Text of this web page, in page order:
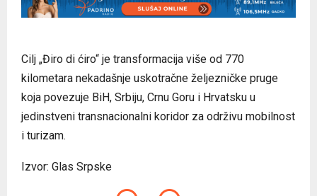
Cilj „Điro di ćiro“ je transformacija više od 770
kilometara nekadašnje uskotračne željezničke pruge
koja povezuje BiH, Srbiju, Crnu Goru i Hrvatsku u
jedinstveni transnacionalni koridor za održivu mobilnost
i turizam.
Izvor: Glas Srpske